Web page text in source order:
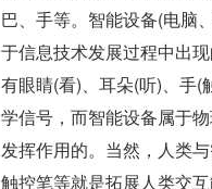
巴、手等。智能设备(电脑
于信息技术发展过程中出
有眼睛(看)、耳朵(听)、手
学信号，而智能设备属于
发挥作用的。当然，人类
触控笔等就是拓展人类交互